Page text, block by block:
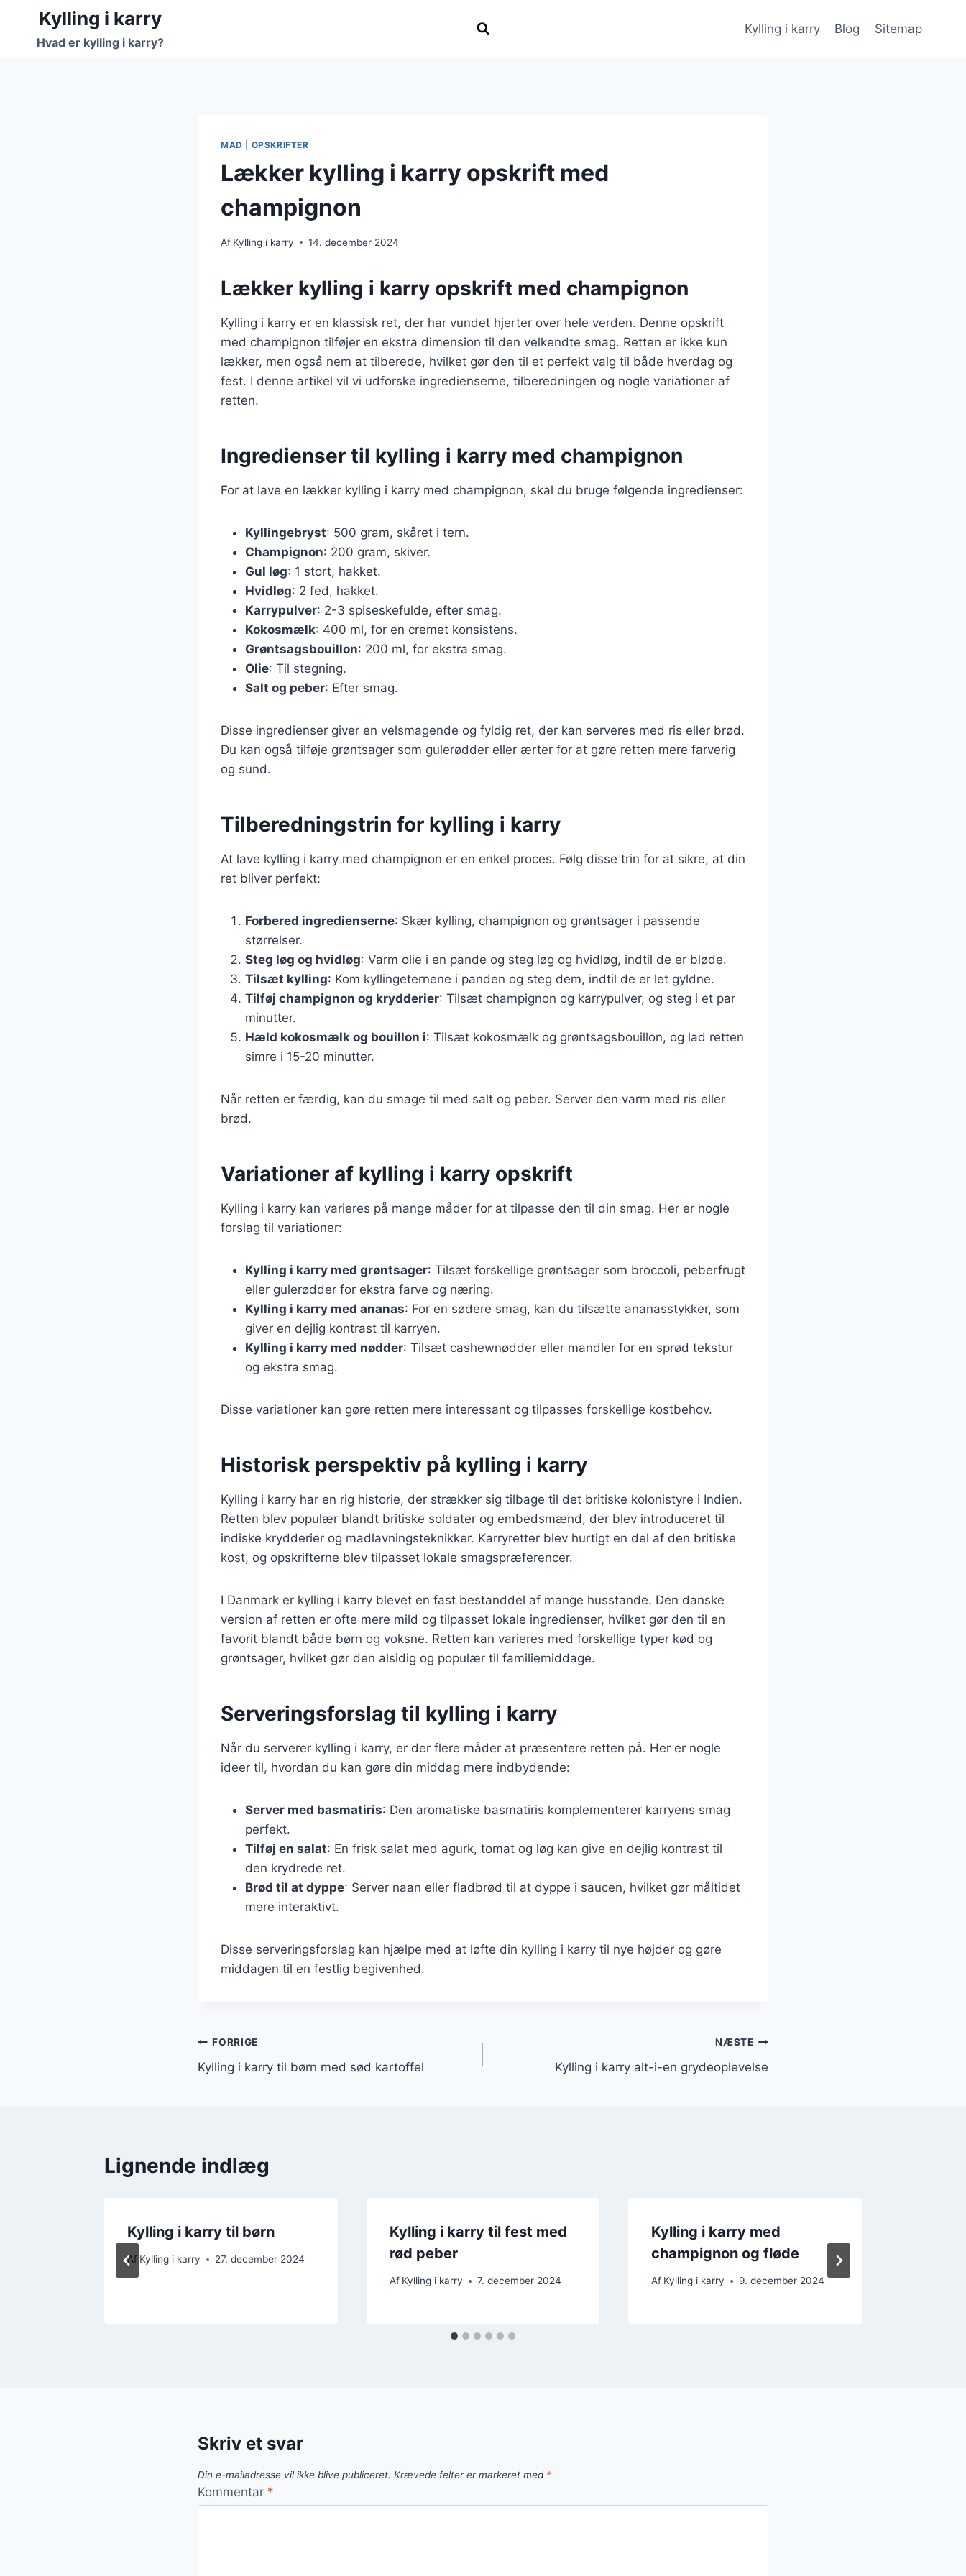
Fortsæt
indhold
Kylling i karry
Hvad er kylling i karry?
Kylling i karry Blog Sitemap
MAD OPSKRIFTER
Lækker kylling i karry opskrift med
champignon
Af Kylling i karry 14. december 2024
Lækker kylling i karry opskrift med champignon
Kylling i karry er en klassisk ret, der har vundet hjerter over hele verden. Denne opskrift
med champignon tilføjer en ekstra dimension til den velkendte smag. Retten er ikke kun
lækker, men også nem at tilberede, hvilket gør den til et perfekt valg til både hverdag og
fest. I denne artikel vil vi udforske ingredienserne, tilberedningen og nogle variationer af
retten.
Ingredienser til kylling i karry med champignon
For at lave en lækker kylling i karry med champignon, skal du bruge følgende ingredienser:
Kyllingebryst: 500 gram, skåret i tern.
Champignon: 200 gram, skiver.
Gul løg: 1 stort, hakket.
Hvidløg: 2 fed, hakket.
Karrypulver: 2-3 spiseskefulde, efter smag.
Kokosmælk: 400 ml, for en cremet konsistens.
Grøntsagsbouillon: 200 ml, for ekstra smag.
Olie: Til stegning.
Salt og peber: Efter smag.
Disse ingredienser giver en velsmagende og fyldig ret, der kan serveres med ris eller brød.
Du kan også tilføje grøntsager som gulerødder eller ærter for at gøre retten mere farverig
og sund.
Tilberedningstrin for kylling i karry
At lave kylling i karry med champignon er en enkel proces. Følg disse trin for at sikre, at din
ret bliver perfekt:
Forbered ingredienserne: Skær kylling, champignon og grøntsager i passende
størrelser.
Steg løg og hvidløg: Varm olie i en pande og steg løg og hvidløg, indtil de er bløde.
Tilsæt kylling: Kom kyllingeternene i panden og steg dem, indtil de er let gyldne.
Tilføj champignon og krydderier: Tilsæt champignon og karrypulver, og steg i et par
minutter.
Hæld kokosmælk og bouillon i: Tilsæt kokosmælk og grøntsagsbouillon, og lad retten
simre i 15-20 minutter.
Når retten er færdig, kan du smage til med salt og peber. Server den varm med ris eller
brød.
Variationer af kylling i karry opskrift
Kylling i karry kan varieres på mange måder for at tilpasse den til din smag. Her er nogle
forslag til variationer:
Kylling i karry med grøntsager: Tilsæt forskellige grøntsager som broccoli, peberfrugt
eller gulerødder for ekstra farve og næring.
Kylling i karry med ananas: For en sødere smag, kan du tilsætte ananasstykker, som
giver en dejlig kontrast til karryen.
Kylling i karry med nødder: Tilsæt cashewnødder eller mandler for en sprød tekstur
og ekstra smag.
Disse variationer kan gøre retten mere interessant og tilpasses forskellige kostbehov.
Historisk perspektiv på kylling i karry
Kylling i karry har en rig historie, der strækker sig tilbage til det britiske kolonistyre i Indien.
Retten blev populær blandt britiske soldater og embedsmænd, der blev introduceret til
indiske krydderier og madlavningsteknikker. Karryretter blev hurtigt en del af den britiske
kost, og opskrifterne blev tilpasset lokale smagspræferencer.
I Danmark er kylling i karry blevet en fast bestanddel af mange husstande. Den danske
version af retten er ofte mere mild og tilpasset lokale ingredienser, hvilket gør den til en
favorit blandt både børn og voksne. Retten kan varieres med forskellige typer kød og
grøntsager, hvilket gør den alsidig og populær til familiemiddage.
Serveringsforslag til kylling i karry
Når du serverer kylling i karry, er der flere måder at præsentere retten på. Her er nogle
ideer til, hvordan du kan gøre din middag mere indbydende:
Server med basmatiris: Den aromatiske basmatiris komplementerer karryens smag
perfekt.
Tilføj en salat: En frisk salat med agurk, tomat og løg kan give en dejlig kontrast til
den krydrede ret.
Brød til at dyppe: Server naan eller fladbrød til at dyppe i saucen, hvilket gør måltidet
mere interaktivt.
Disse serveringsforslag kan hjælpe med at løfte din kylling i karry til nye højder og gøre
middagen til en festlig begivenhed.
Indlægsnavigation
FORRIGE
Kylling i karry til børn med sød kartoffel
NÆSTE
Kylling i karry alt-i-en grydeoplevelse
Lignende indlæg
Kylling i karry til børn
Af Kylling i karry 27. december 2024
Kylling i karry til fest med
rød peber
Af Kylling i karry 7. december 2024
Kylling i karry med
champignon og fløde
Af Kylling i karry 9. december 2024
Skriv et svar
Din e-mailadresse vil ikke blive publiceret. Krævede felter er markeret med *
Kommentar *